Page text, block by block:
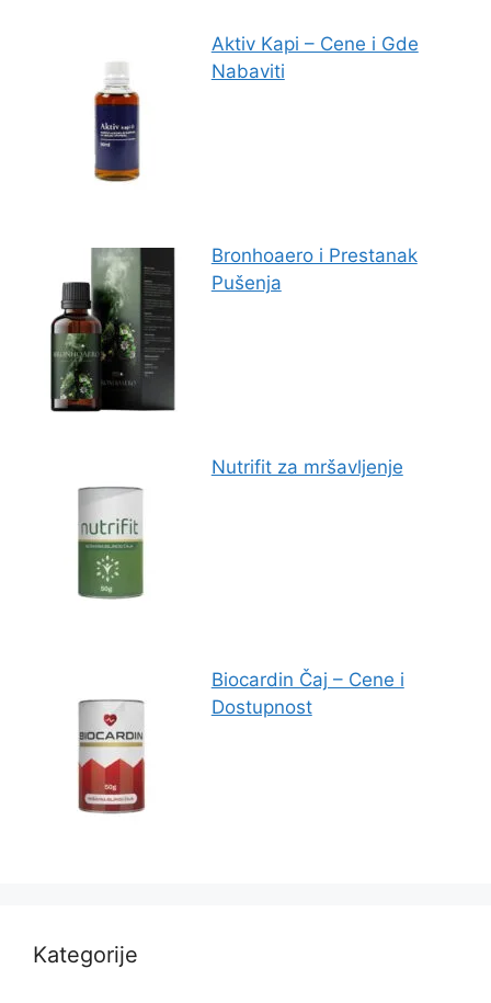
Aktiv Kapi – Cene i Gde
Nabaviti
Bronhoaero i Prestanak
Pušenja
Nutrifit za mršavljenje
Biocardin Čaj – Cene i
Dostupnost
Kategorije